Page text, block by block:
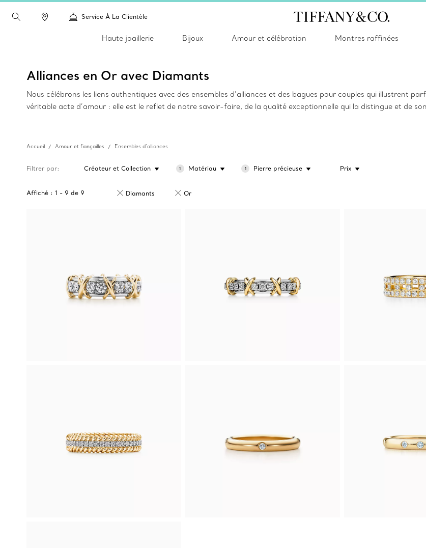
Service À La Clientèle
Haute joaillerie Bijoux Amour et célébration Montres raffinées
Alliances en Or avec Diamants
Nous célébrons les liens authentiques avec des ensembles d’alliances et des bagues pour couples qui illustrent
véritable acte d’amour : elle est le reflet de notre savoir-faire, de la qualité exceptionnelle qui la distingue et de
Accueil Amour et fiançailles Ensembles d’alliances
Filtrer par Créateur et Collection 1 Matériau 1 Pierre précieuse Prix
Affiché : 1 - 9 de 9 Diamants Or